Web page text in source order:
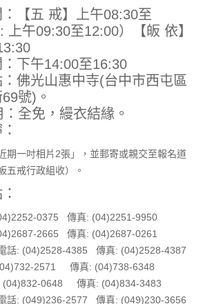
【五 戒】上午08:30至
上午09:30至12:00）【皈 依】
下午14:00至16:30
佛光山惠中寺(台中市西屯區
元街69號)。
免，縵衣結緣。
期一吋相片2張」，並郵寄或親交至報名道
五戒行政組收）。
0375 傳真: (04)2251-9950
2665 傳真: (04)2687-0261
電話: (04)2528-4385 傳真: (04)2528-4387
(04)732-2571 傳真: (04)738-6348
: (04)832-0648 傳真: (04)834-3483
電話: (049)236-2577 傳真: (049)230-3656